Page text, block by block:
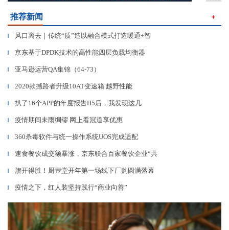
推荐新闻 ＋
▎ 风口离去｜传统“质”造以融合模式打造暖通+智
▎ 京东基于DPDK技术的高性能四层负载均衡器
▎ 亚马逊运营QA集锦（64-73）
▎ 2020款撼路者升级10AT变速箱 越野性能
▎ 扒了16个APP的年度报告H5后，我发现这几
▎ 疫情期间未雨绸缪 网上看冠道享优惠
▎ 360杀毒软件与统一操作系统UOS完成适配
▎ 速食餐饮成交额暴涨，京东联合百家餐饮企业“共
▎ 旗开得胜！厨壹堂开年第一场线下厂购圆满落幕
▎ 疫情之下，红人装坚持践行“商业向善”